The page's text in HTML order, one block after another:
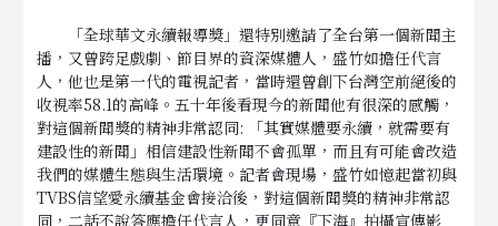
「全球華文永續報導獎」還特別邀請了全台第一個新聞主
播，又曾跨足戲劇、節目界的資深媒體人，盛竹如擔任代言
人，他也是第一代的電視記者，當時還曾創下台灣空前絕後的
收視率58.1的高峰。五十年後看現今的新聞他有很深的感觸，
對這個新聞獎的精神非常認同: 「其實媒體要永續，就需要有
建設性的新聞」相信建設性新聞不會孤單，而且有可能會改造
我們的媒體生態與生活環境。記者會現場，盛竹如憶起當初與
TVBS信望愛永續基金會接洽後，對這個新聞獎的精神非常認
同，二話不說答應擔任代言人，更同意『下海』拍攝宣傳影